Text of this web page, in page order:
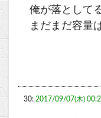
俺が落として
まだまだ容量
30: 2017/09/07(木)